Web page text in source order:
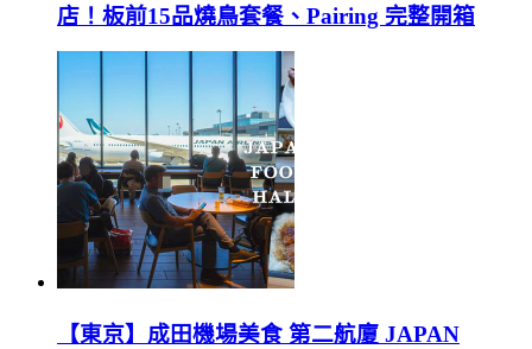
店！板前15品燒鳥套餐、Pairing 完整開箱
【東京】成田機場美食 第二航廈 JAPAN